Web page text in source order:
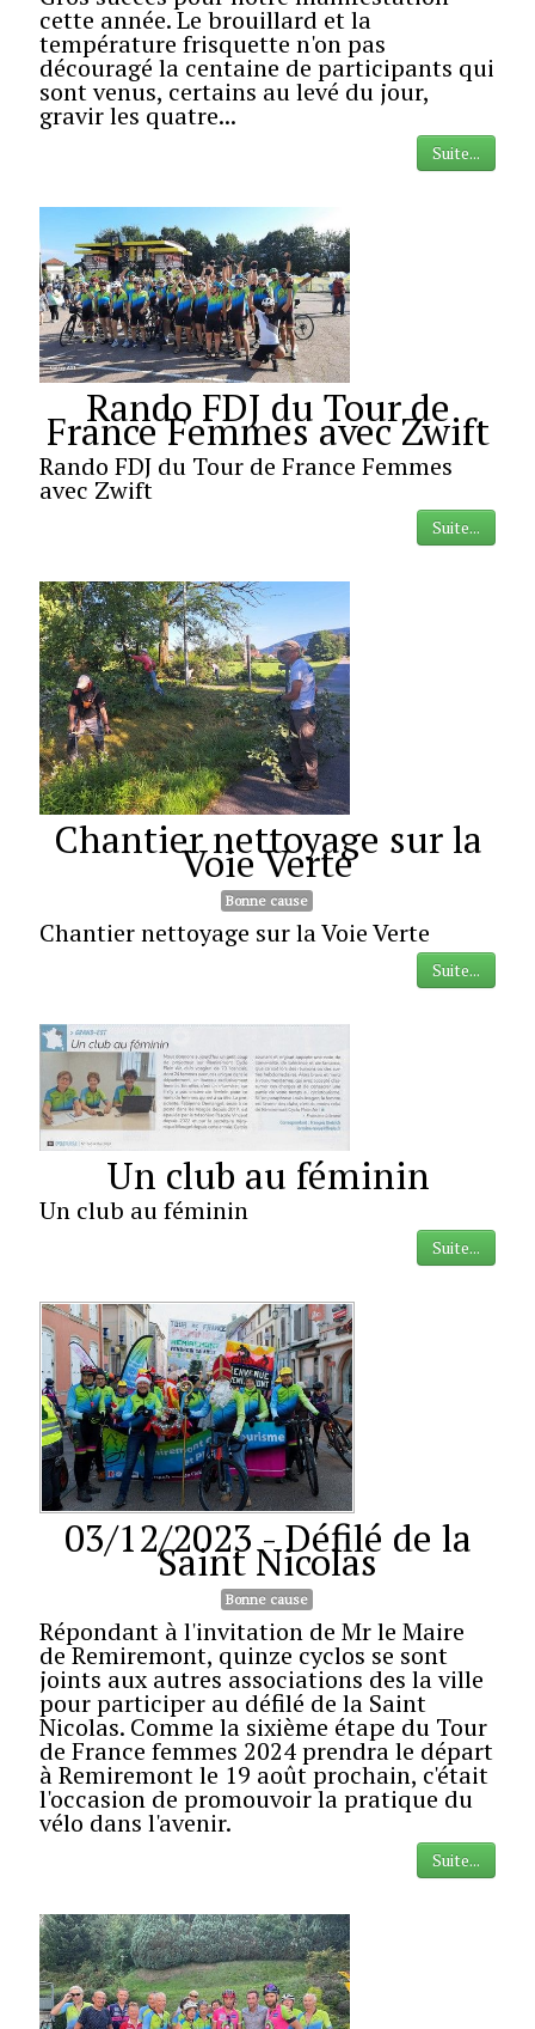
cette année. Le brouillard et la
température frisquette n'on pas
découragé la centaine de participants qui
sont venus, certains au levé du jour,
gravir les quatre...
Suite...
Rando FDJ du Tour de
France Femmes avec Zwift
Rando FDJ du Tour de France Femmes
avec Zwift
Suite...
Chantier nettoyage sur la
Voie Verte
Bonne cause
Chantier nettoyage sur la Voie Verte
Suite...
Un club au féminin
Un club au féminin
Suite...
03/12/2023 - Défilé de la
Saint Nicolas
Bonne cause
Répondant à l'invitation de Mr le Maire
de Remiremont, quinze cyclos se sont
joints aux autres associations des la ville
pour participer au défilé de la Saint
Nicolas. Comme la sixième étape du Tour
de France femmes 2024 prendra le départ
à Remiremont le 19 août prochain, c'était
l'occasion de promouvoir la pratique du
vélo dans l'avenir.
Suite...